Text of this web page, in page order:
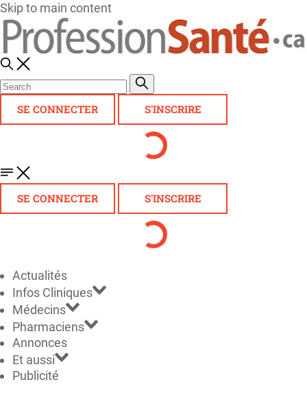
Skip to main content
SE CONNECTER S'INSCRIRE
SE CONNECTER S'INSCRIRE
Actualités
Infos Cliniques
Médecins
Pharmaciens
Annonces
Et aussi
Publicité